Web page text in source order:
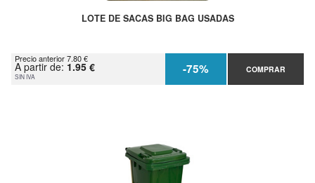
LOTE DE SACAS BIG BAG USADAS
Precio anterior 7.80 €
A partir de: 1.95 €
SIN IVA -75% COMPRAR